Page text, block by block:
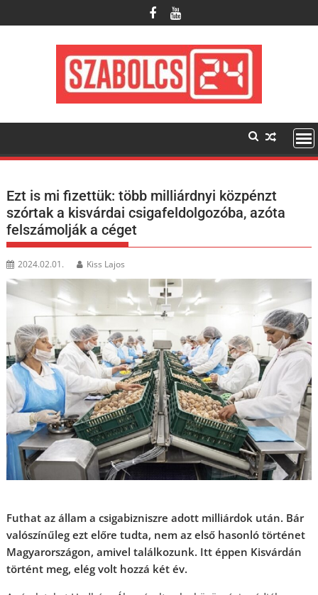
to
Ezt is mi fizettük: több milliárdnyi közpénzt
szórtak a kisvárdai csigafeldolgozóba, azóta
felszámolják a céget
2024.02.01. Kiss Lajos
Futhat az állam a csigabizniszre adott milliárdok után. Bár
valószínűleg ezt előre tudta, nem az első hasonló történet
Magyarországon, amivel találkozunk. Itt éppen Kisvárdán
történt meg, elég volt hozzá két év.